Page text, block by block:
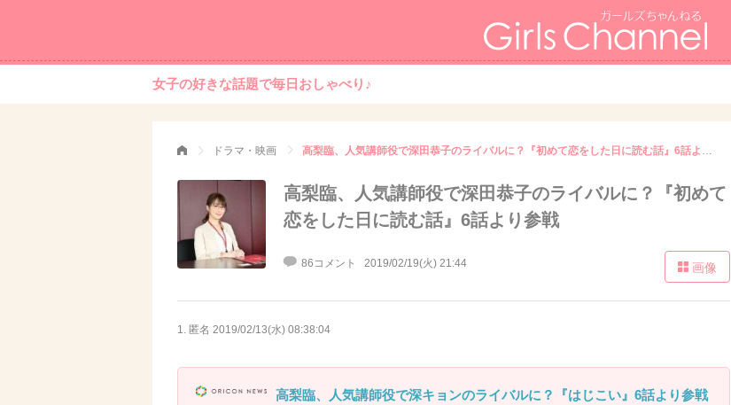
女子の好きな話題で毎日おしゃべり♪
ドラマ・映画 高梨臨、人気講師役で深田恭子のライバルに？『初めて恋をした日に読む話』6話より参戦
高梨臨、人気講師役で深田恭子のライバルに？『初めて
恋をした日に読む話』6話より参戦
86コメント 2019/02/19(火) 21:44 画像
1. 匿名 2019/02/13(水) 08:38:04
高梨臨、人気講師役で深キョンのライバルに？『はじこい』6話より参戦